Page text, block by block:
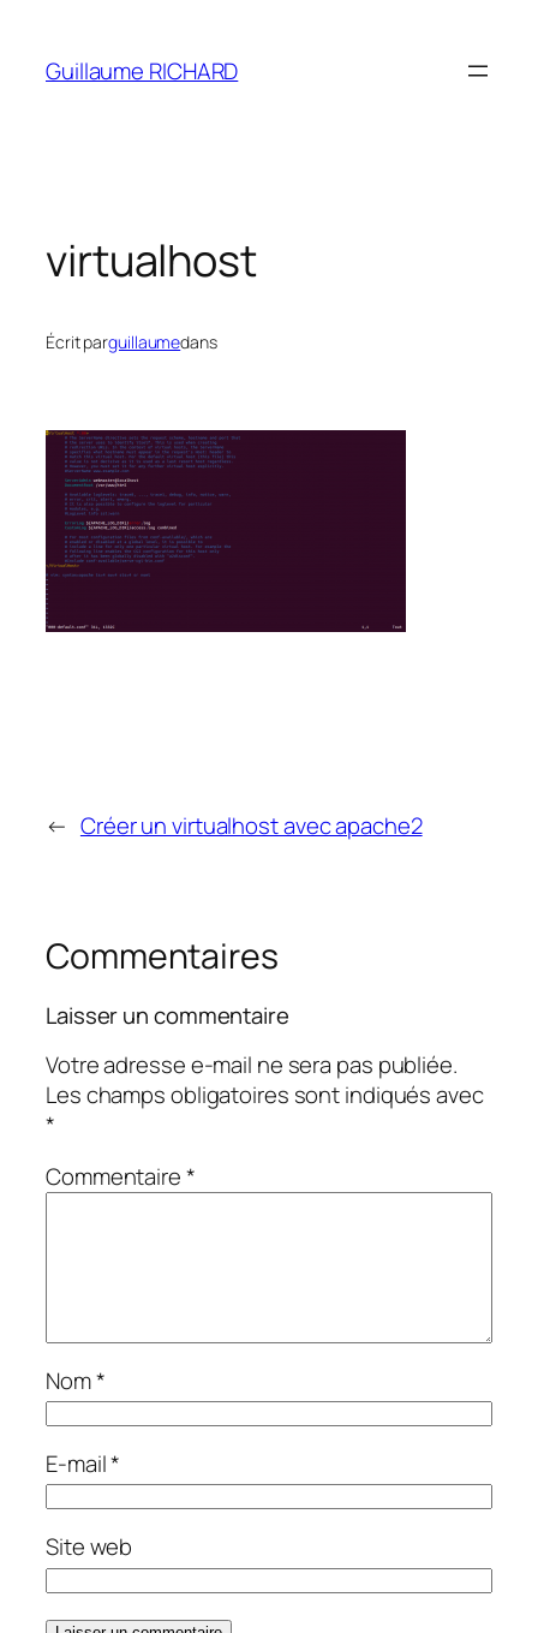
contenu
Guillaume RICHARD
virtualhost
Écrit parguillaumedans
← Créer un virtualhost avec apache2
Commentaires
Laisser un commentaire
Votre adresse e-mail ne sera pas publiée.
Les champs obligatoires sont indiqués avec
*
Commentaire*
Nom*
E-mail*
Site web